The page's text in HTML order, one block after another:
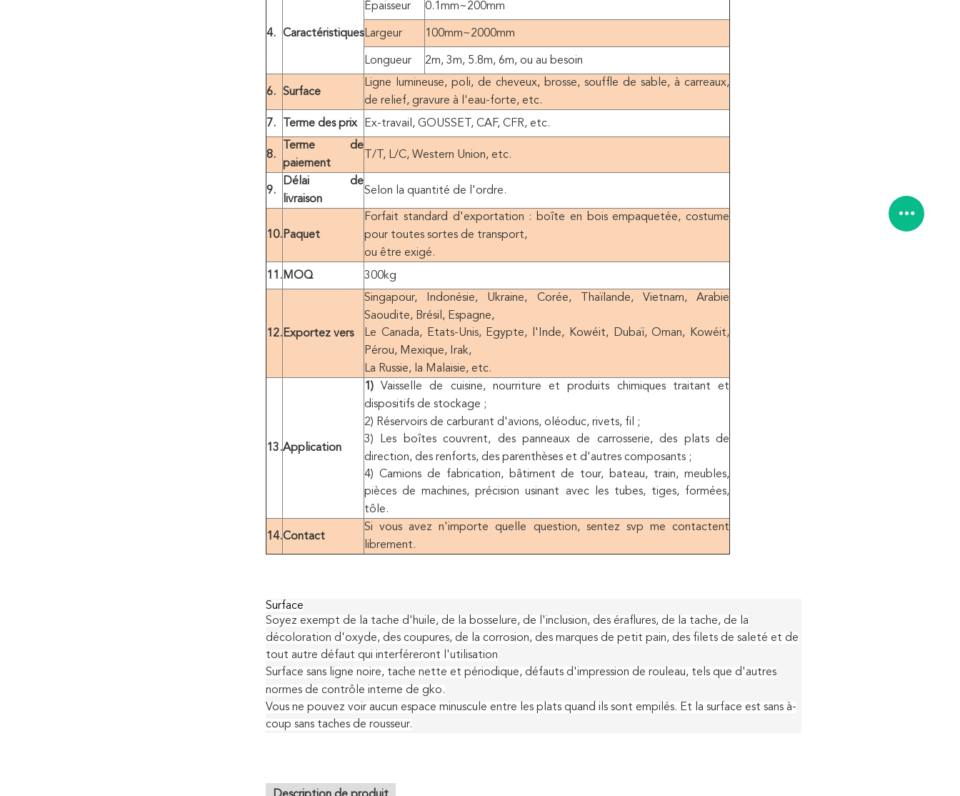
4. Caractéristiques
Épaisseur 0.1mm~200mm
Largeur 100mm~2000mm
Longueur 2m, 3m, 5.8m, 6m, ou au besoin
6. Surface
Ligne lumineuse, poli, de cheveux, brosse, souffle de sable, à carreaux,
de relief, gravure à l'eau-forte, etc.
7.
Terme des prix Ex-travail, GOUSSET, CAF, CFR, etc.
8.
Terme de
paiement
T/T, L/C, Western Union, etc.
9.
Délai de
livraison
Selon la quantité de l'ordre.
10. Paquet
Forfait standard d'exportation : boîte en bois empaquetée, costume
pour toutes sortes de transport,
ou être exigé.
11. MOQ 300kg
12. Exportez vers
Singapour, Indonésie, Ukraine, Corée, Thaïlande, Vietnam, Arabie
Saoudite, Brésil, Espagne,
Le Canada, Etats-Unis, Egypte, l'Inde, Kowéit, Dubaï, Oman, Kowéit,
Pérou, Mexique, Irak,
La Russie, la Malaisie, etc.
13.Application
1)Vaisselle de cuisine, nourriture et produits chimiques traitant et
dispositifs de stockage ;
2) Réservoirs de carburant d'avions, oléoduc, rivets, fil ;
3) Les boîtes couvrent, des panneaux de carrosserie, des plats de
direction, des renforts, des parenthèses et d'autres composants ;
4) Camions de fabrication, bâtiment de tour, bateau, train, meubles,
pièces de machines, précision usinant avec les tubes, tiges, formées,
tôle.
14.Contact
Si vous avez n'importe quelle question, sentez svp me contactent
librement.
Surface
Soyez exempt de la tache d'huile, de la bosselure, de l'inclusion, des éraflures, de la tache, de la
décoloration d'oxyde, des coupures, de la corrosion, des marques de petit pain, des filets de saleté et de
tout autre défaut qui interféreront l'utilisation
Surface sans ligne noire, tache nette et périodique, défauts d'impression de rouleau, tels que d'autres
normes de contrôle interne de gko.
Vous ne pouvez voir aucun espace minuscule entre les plats quand ils sont empilés. Et la surface est sans à-
coup sans taches de rousseur.